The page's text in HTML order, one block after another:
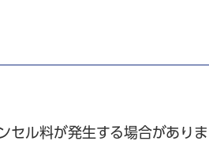
セル料が発生する場合がありま